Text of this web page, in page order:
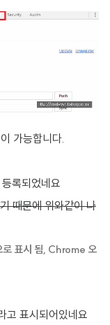
가능합니다.
록되었네요
때문에 위와같이 나
표시 됨, Chrome 오
고 표시되어있네요